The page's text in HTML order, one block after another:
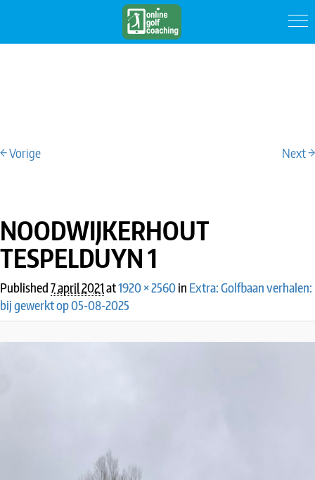
IMAGE NAVIGATION
← Vorige Next →
NOODWIJKERHOUT
TESPELDUYN 1
Published7 april 2021at1920 × 2560in Extra: Golfbaan verhalen:
bij gewerkt op 05-08-2025